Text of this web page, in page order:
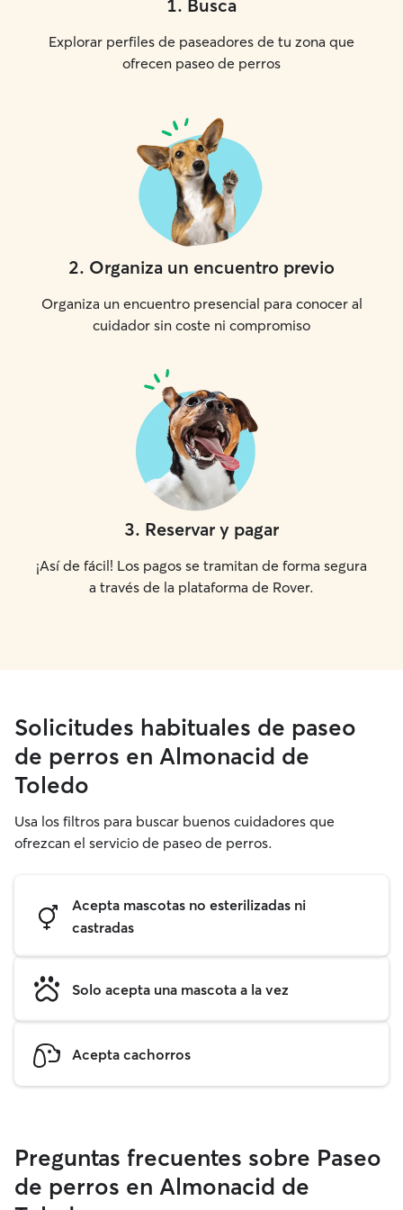
1. Busca
Explorar perfiles de paseadores de tu zona que
ofrecen paseo de perros
2. Organiza un encuentro previo
Organiza un encuentro presencial para conocer al
cuidador sin coste ni compromiso
3. Reservar y pagar
¡Así de fácil! Los pagos se tramitan de forma segura
a través de la plataforma de Rover.
Solicitudes habituales de paseo
de perros en Almonacid de
Toledo
Usa los filtros para buscar buenos cuidadores que
ofrezcan el servicio de paseo de perros.
Acepta mascotas no esterilizadas ni
castradas
Solo acepta una mascota a la vez
Acepta cachorros
Preguntas frecuentes sobre Paseo
de perros en Almonacid de